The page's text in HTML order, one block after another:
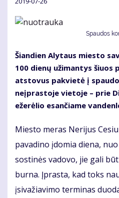
Spaudos
Šiandien Alytaus miesto
100 dienų užimantys šiuos
atstovus pakvietė į
neįprastoje vietoje – prie
ežerėlio esančiame
Miesto meras Nerijus
pavadino įdomia diena,
sostinės vadovo, jie gali
burna. Įprasta, kad toks
įsivažiavimo terminas